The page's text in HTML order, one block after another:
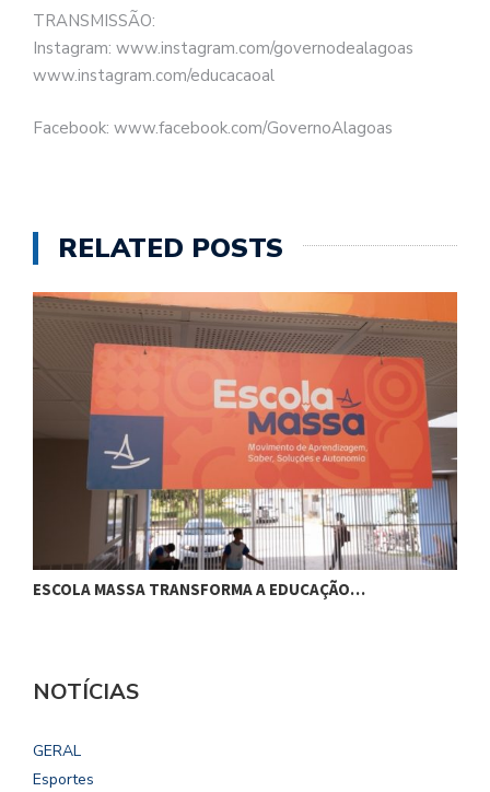
TRANSMISSÃO:
Instagram: www.instagram.com/governodealagoas
www.instagram.com/educacaoal
Facebook: www.facebook.com/GovernoAlagoas
RELATED POSTS
ESCOLA MASSA TRANSFORMA A EDUCAÇÃO…
NOTÍCIAS
GERAL
Esportes